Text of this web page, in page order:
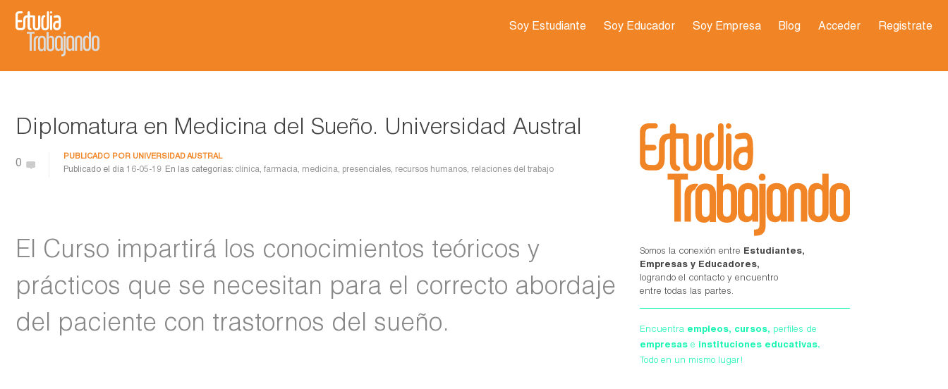
Soy Estudiante Soy Educador Soy Empresa Blog Acceder Registrate
Diplomatura en Medicina del Sueño. Universidad Austral
0
PUBLICADO POR UNIVERSIDAD AUSTRAL
Publicado el día 16-05-19 En las categorías: clínica, farmacia, medicina, presenciales, recursos humanos, relaciones del trabajo
El Curso impartirá los conocimientos teóricos y
prácticos que se necesitan para el correcto abordaje
del paciente con trastornos del sueño.
Somos la conexión entre Estudiantes,
Empresas y Educadores,
logrando el contacto y encuentro
entre todas las partes.
Encuentra empleos, cursos, perfiles de
empresas e instituciones educativas.
Todo en un mismo lugar!